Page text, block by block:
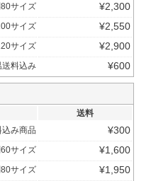
サイズ ¥2,300
サイズ ¥2,550
サイズ ¥2,900
料込み ¥600
送料
込み商品
¥300
サイズ ¥1,600
サイズ ¥1,950